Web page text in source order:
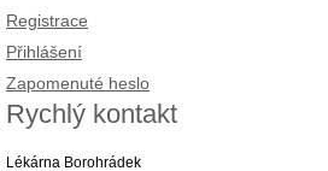
Registrace
Přihlášení
Zapomenuté heslo
Rychlý kontakt
Lékárna Borohrádek